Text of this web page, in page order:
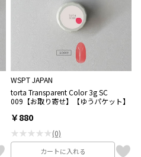
WSPT JAPAN
torta Transparent Color 3g SC
009【お取り寄せ】【ゆうパケット】
￥880
★★★★★(0)
カートに入れる